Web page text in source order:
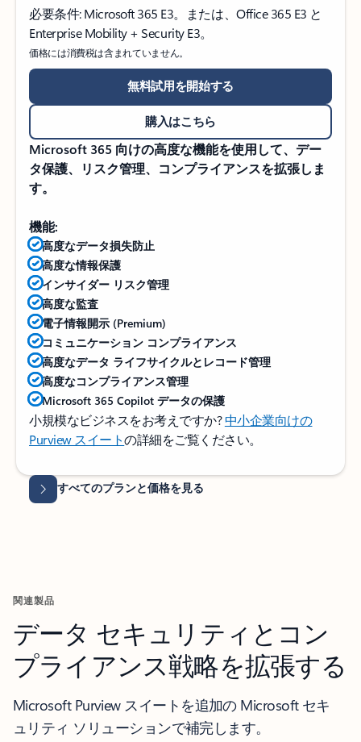
必要条件: Microsoft 365 E3。または、Office 365 E3 と
Enterprise Mobility + Security E3。
価格には消費税は含まれていません。
無料試用を開始する
購入はこちら
Microsoft 365 向けの高度な機能を使用して、デー
タ保護、リスク管理、コンプライアンスを拡張しま
す。
機能:
高度なデータ損失防止
高度な情報保護
インサイダー リスク管理
高度な監査
電子情報開示 (Premium)
コミュニケーション コンプライアンス
高度なデータ ライフサイクルとレコード管理
高度なコンプライアンス管理
Microsoft 365 Copilot データの保護
小規模なビジネスをお考えですか?中小企業向けの
Purview スイートの詳細をご覧ください。
タブに戻るすべてのプランと価格を見る
関連製品
データ セキュリティとコン
プライアンス戦略を拡張する
Microsoft Purview スイートを追加の Microsoft セキ
ュリティ ソリューションで補完します。